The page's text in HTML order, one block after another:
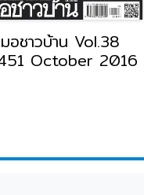
หมอชาวบ้า
No.445